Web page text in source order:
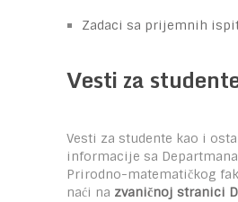
Zadaci sa prijemnih
Vesti za
Vesti za studente kao i
informacije sa
Prirodno-matematičkog
naći na zvaničnoj stranici